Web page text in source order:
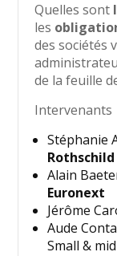
Quelles sont
les
des sociétés
de la feuille
Intervenants
Stéphanie
Alain
Euronext
Jérôme
Aude
Small &